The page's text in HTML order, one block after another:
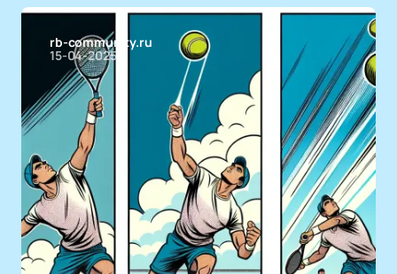
rb-community.ru
15-04-2025